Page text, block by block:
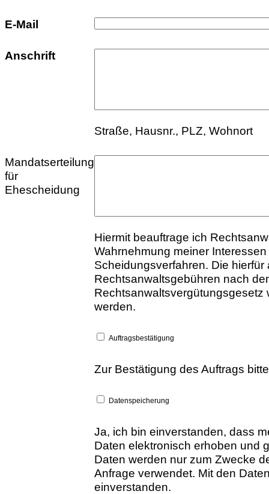
E-Mail
Anschrift
Straße, Hausnr., PLZ, Wohnort
Mandatserteilung
für
Ehescheidung
Hiermit beauftrage ich
Wahrnehmung meiner
Scheidungsverfahren. Die hierfür
Rechtsanwaltsgebühren nach
Rechtsanwaltsvergütungsgesetz
werden.
Auftragsbestätigung
Zur Bestätigung des Auftrags
Datenspeicherung
Ja, ich bin einverstanden, dass
Daten elektronisch erhoben und
Daten werden nur zum Zwecke
Anfrage verwendet. Mit den
einverstanden.